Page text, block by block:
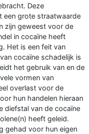
Deze
een grote straatwaarde
zijn geweest voor de
in cocaïne heeft
Het is een feit van
cocaïne schadelijk is
het gebruik van en de
vormen van
overlast voor de
hun handelen hieraan
diefstal van de cocaïne
heeft geleid.
gehad voor hun eigen